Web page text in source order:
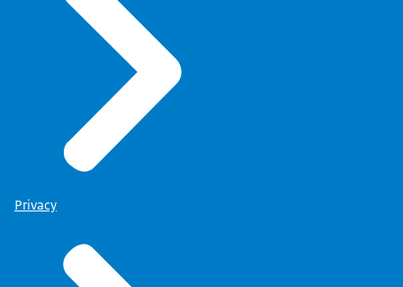
Privacy